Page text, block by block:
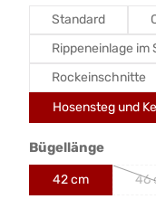
Standard
Rippeneinlage
Rockeinschnitte
Hosensteg und
Bügellänge
42 cm 46